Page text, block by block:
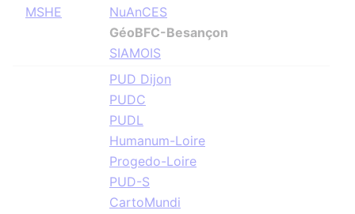
MSHE
NuAnCES
GéoBFC-Besançon
SIAMOIS
PUD Dijon
PUDC
PUDL
Humanum-Loire
Progedo-Loire
PUD-S
CartoMundi